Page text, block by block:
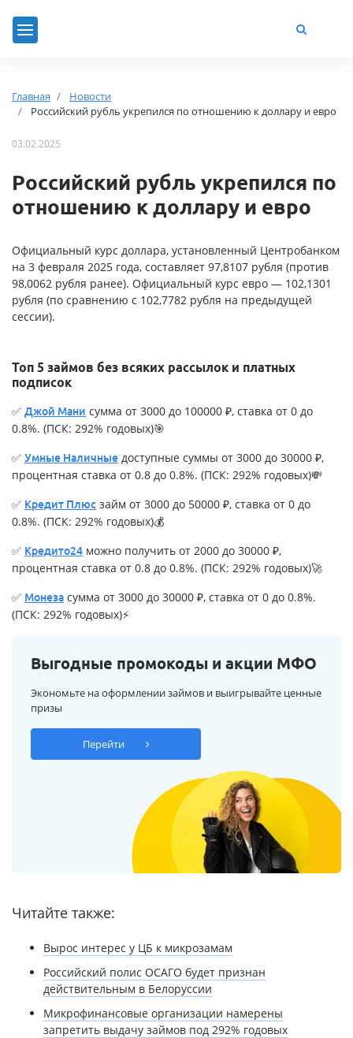
Главная
Новости
Российский рубль укрепился по отношению к доллару и евро
03.02.2025
Российский рубль укрепился по
отношению к доллару и евро
Официальный курс доллара, установленный Центробанком
на 3 февраля 2025 года, составляет 97,8107 рубля (против
98,0062 рубля ранее). Официальный курс евро — 102,1301
рубля (по сравнению с 102,7782 рубля на предыдущей
сессии).
Топ 5 займов без всяких рассылок и платных
подписок
✅ Джой Мани сумма от 3000 до 100000 ₽, ставка от 0 до
0.8%. (ПСК: 292% годовых)🎯
✅ Умные Наличные доступные суммы от 3000 до 30000 ₽,
процентная ставка от 0.8 до 0.8%. (ПСК: 292% годовых)💸
✅ Кредит Плюс займ от 3000 до 50000 ₽, ставка от 0 до
0.8%. (ПСК: 292% годовых)💰
✅ Кредито24 можно получить от 2000 до 30000 ₽,
процентная ставка от 0.8 до 0.8%. (ПСК: 292% годовых)🚀
✅ Монеза сумма от 3000 до 30000 ₽, ставка от 0 до 0.8%.
(ПСК: 292% годовых)⚡
Выгодные промокоды и акции МФО
Экономьте на оформлении займов и выигрывайте ценные
призы
Перейти
Читайте также:
Вырос интерес у ЦБ к микрозамам
Российский полис ОСАГО будет признан
действительным в Белоруссии
Микрофинансовые организации намерены
запретить выдачу займов под 292% годовых